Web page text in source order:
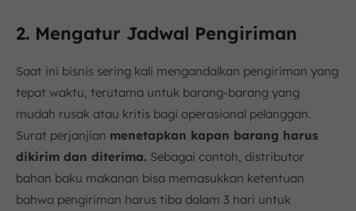
2. Mengatur Jadwal Pengiriman
Saat ini bisnis sering kali mengandalkan pengiriman yang
tepat waktu, terutama untuk barang-barang yang
mudah rusak atau kritis bagi operasional pelanggan.
Surat perjanjian menetapkan kapan barang harus
dikirim dan diterima. Sebagai contoh, distributor
bahan baku makanan bisa memasukkan ketentuan
bahwa pengiriman harus tiba dalam 3 hari untuk